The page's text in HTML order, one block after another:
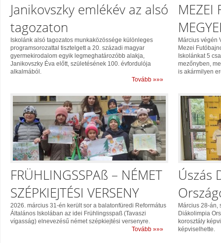
Janikovszky emlékév az alsó
tagozaton
Iskolánk alsó tagozatos munkaközössége különleges
programsorozattal tisztelgett a 20. századi magyar
gyermekirodalom egyik legmeghatározóbb alakja,
Janikovszky Éva előtt, születésének 100. évfordulója
alkalmából.
Tovább »»»
MEZEI
Március végén
Mezei
Iskolánkat 5
mezőnyben,
is akármilyen
FRÜHLINGSSPAß – NÉMET
SZÉPKIEJTÉSI VERSENY
2026. március 31-én került sor a balatonfüredi Református
Általános Iskolában az idei Frühlingsspaß (Tavaszi
vígasság) elnevezésű német szépkiejtési versenyre.
Tovább »»»
Úszás
Március 28-án,
Diákolimpia
korosztály
képviselhette.